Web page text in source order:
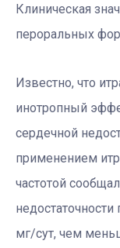
Клиническая
пероральных
Известно, что
инотропный
сердечной
применением
частотой
мг/сут, чем